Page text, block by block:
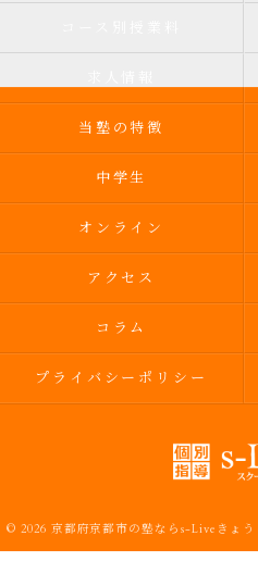
当塾の特徴
中学生
オンライン
アクセス
コラム
プライバシーポリシー
© 2026 京都府京都市の塾ならs-Liveきょ